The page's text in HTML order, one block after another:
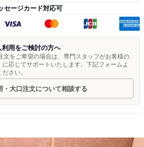
セージカード対応可
用をご検討の方へ
文をご希望の場合は、専門スタッフがお客様の
応じてサポートいたします。下記フォームよ
さい。
・大口注文について相談する